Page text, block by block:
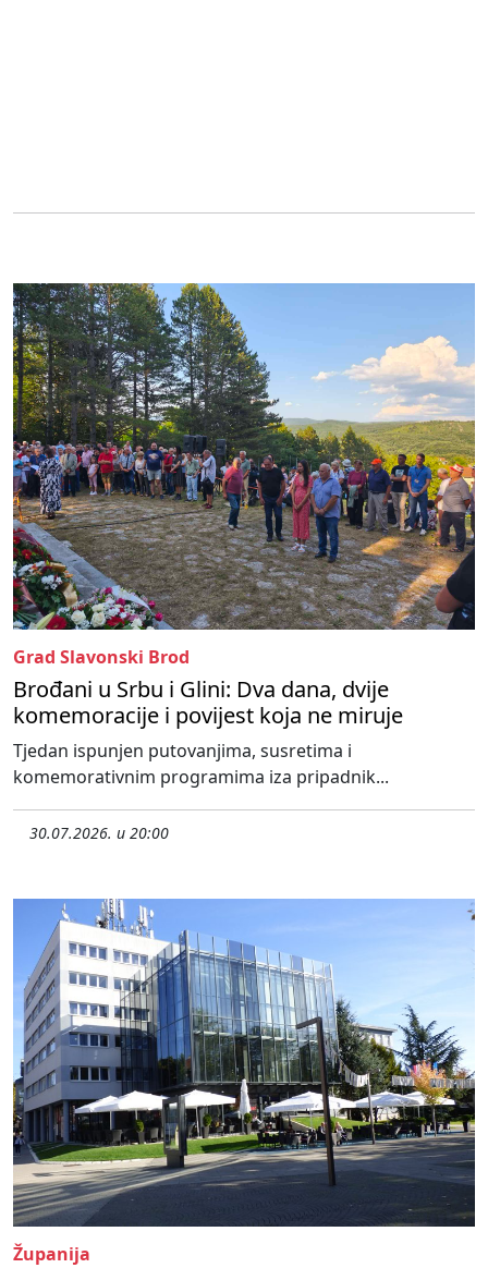
Grad Slavonski Brod
Brođani u Srbu i Glini: Dva dana, dvije
komemoracije i povijest koja ne miruje
Tjedan ispunjen putovanjima, susretima i
komemorativnim programima iza pripadnik...
30.07.2026. u 20:00
Županija